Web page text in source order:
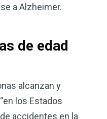
a Alzheimer.
de edad
alcanzan y
los Estados
accidentes en la